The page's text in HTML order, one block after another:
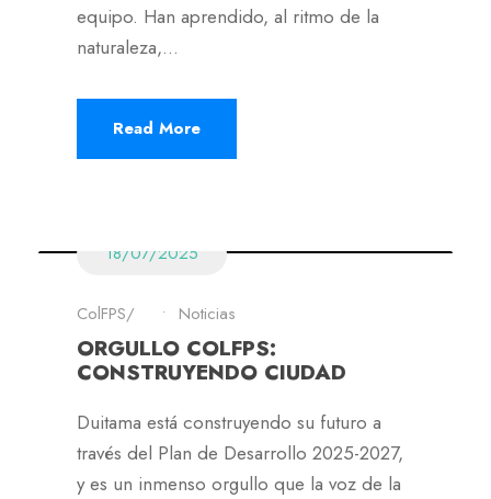
equipo. Han aprendido, al ritmo de la
naturaleza,...
Read More
18/07/2025
ColFPS • Noticias
ORGULLO COLFPS:
CONSTRUYENDO CIUDAD
Duitama está construyendo su futuro a
través del Plan de Desarrollo 2025-2027,
y es un inmenso orgullo que la voz de la